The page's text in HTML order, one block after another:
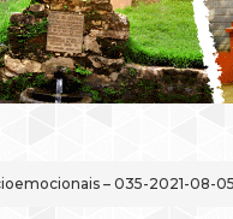
– 035-2021-08-05